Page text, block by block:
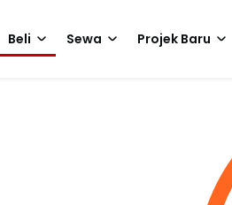
Beli Sewa Projek Baru